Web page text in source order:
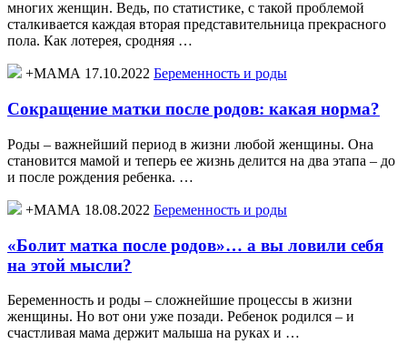
многих женщин. Ведь, по статистике, с такой проблемой
сталкивается каждая вторая представительница прекрасного
пола. Как лотерея, сродняя …
+МАМА 17.10.2022 Беременность и роды
Сокращение матки после родов: какая норма?
Роды – важнейший период в жизни любой женщины. Она
становится мамой и теперь ее жизнь делится на два этапа – до
и после рождения ребенка. …
+МАМА 18.08.2022 Беременность и роды
«Болит матка после родов»… а вы ловили себя
на этой мысли?
Беременность и роды – сложнейшие процессы в жизни
женщины. Но вот они уже позади. Ребенок родился – и
счастливая мама держит малыша на руках и …